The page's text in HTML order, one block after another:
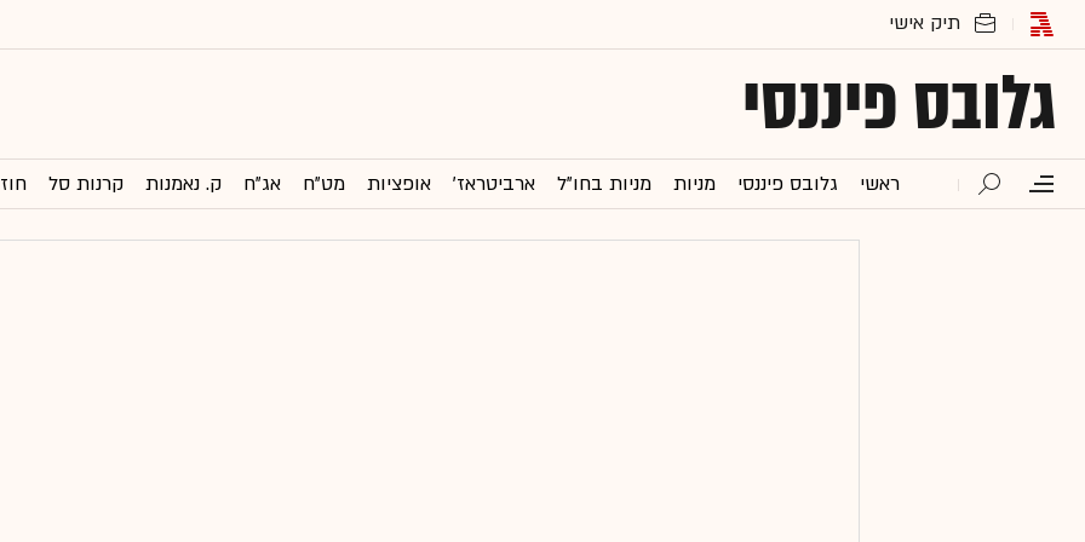
גלובס פיננסי
ראשי גלובס פיננסי מניות מניות בחו"ל ארביטראז' אופציות מט"ח אג"ח ק. נאמנות קרנות סל